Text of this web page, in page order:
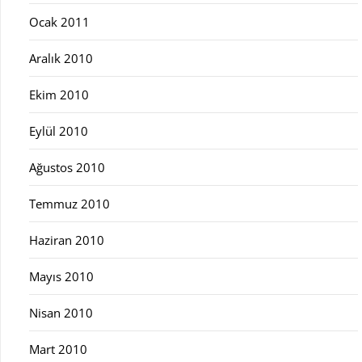
Ocak 2011
Aralık 2010
Ekim 2010
Eylül 2010
Ağustos 2010
Temmuz 2010
Haziran 2010
Mayıs 2010
Nisan 2010
Mart 2010